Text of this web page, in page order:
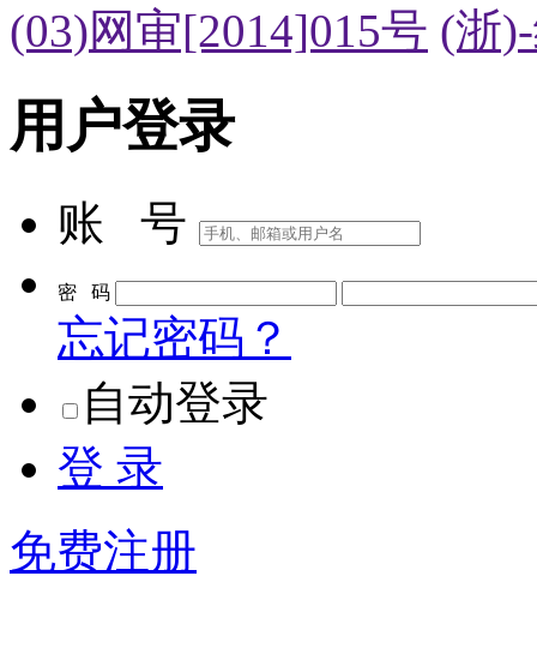
(03)网审[2014]015号 (浙
用户登录
账 号
密 码
忘记密码？
自动登录
登 录
免费注册